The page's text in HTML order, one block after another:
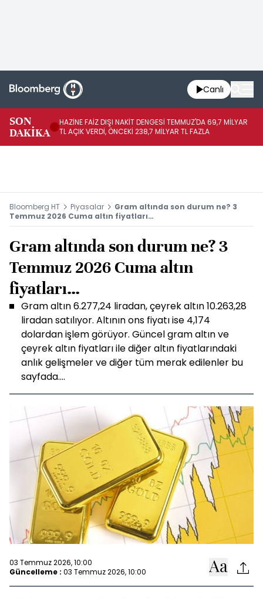
Canlı
SON
DAKİKA
HAZİNE FAİZ DIŞI NAKİT DENGESİ TEMMUZ'DA 69,7 MİLYAR
TL AÇIK VERDİ, ÖNCEKİ 238,7 MİLYAR TL FAZLA
Bloomberg HT Piyasalar
Gram altında son durum ne? 3
Temmuz 2026 Cuma altın fiyatları…
Gram altında son durum ne? 3
Temmuz 2026 Cuma altın
fiyatları…
Gram altın 6.277,24 liradan, çeyrek altın 10.263,28
liradan satılıyor. Altının ons fiyatı ise 4,174
dolardan işlem görüyor. Güncel gram altın ve
çeyrek altın fiyatları ile diğer altın fiyatlarındaki
anlık gelişmeler ve diğer tüm merak edilenler bu
sayfada....
03 Temmuz 2026, 10:00
Güncelleme : 03 Temmuz 2026, 10:00